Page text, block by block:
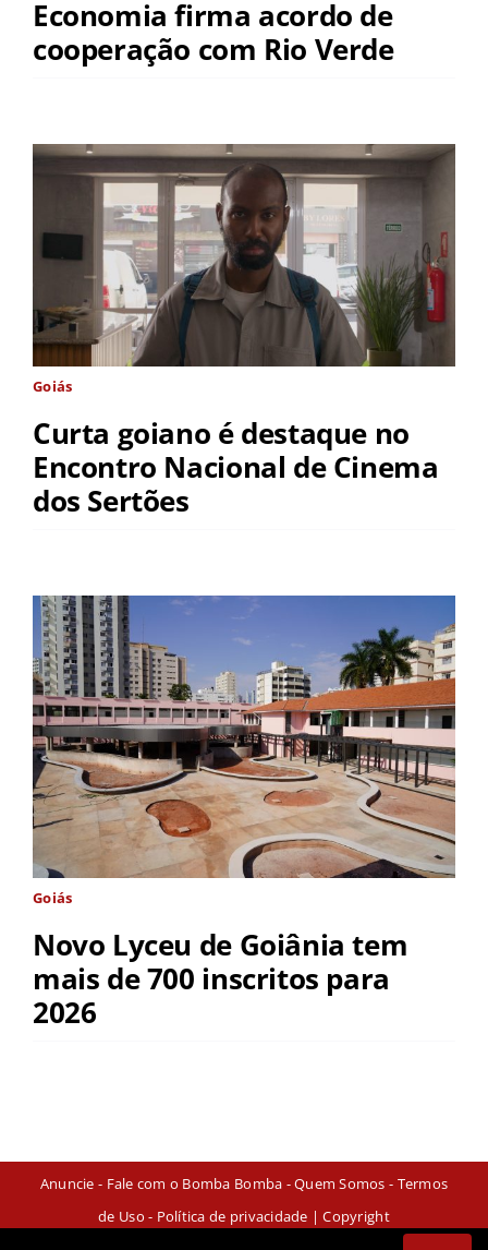
Economia firma acordo de
cooperação com Rio Verde
Goiás
Curta goiano é destaque no
Encontro Nacional de Cinema
dos Sertões
Goiás
Novo Lyceu de Goiânia tem
mais de 700 inscritos para
2026
Anuncie - Fale com o Bomba Bomba -Quem Somos - Termos
de Uso - Política de privacidade | Copyright